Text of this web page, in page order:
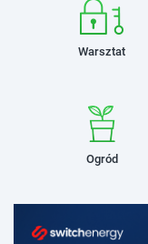
Warsztat
Ogród